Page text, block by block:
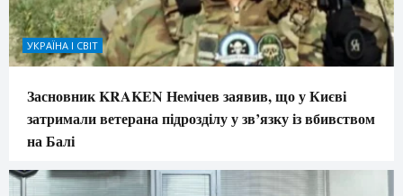
УКРАЇНА І СВІТ
Засновник KRAKEN Немічев заявив, що у Києві
затримали ветерана підрозділу у зв’язку із вбивством
на Балі